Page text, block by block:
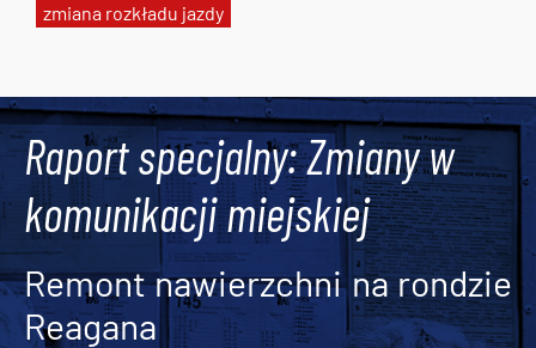
zmiana rozkładu jazdy
Raport specjalny: Zmiany w
komunikacji miejskiej
Remont nawierzchni na rondzie
Reagana